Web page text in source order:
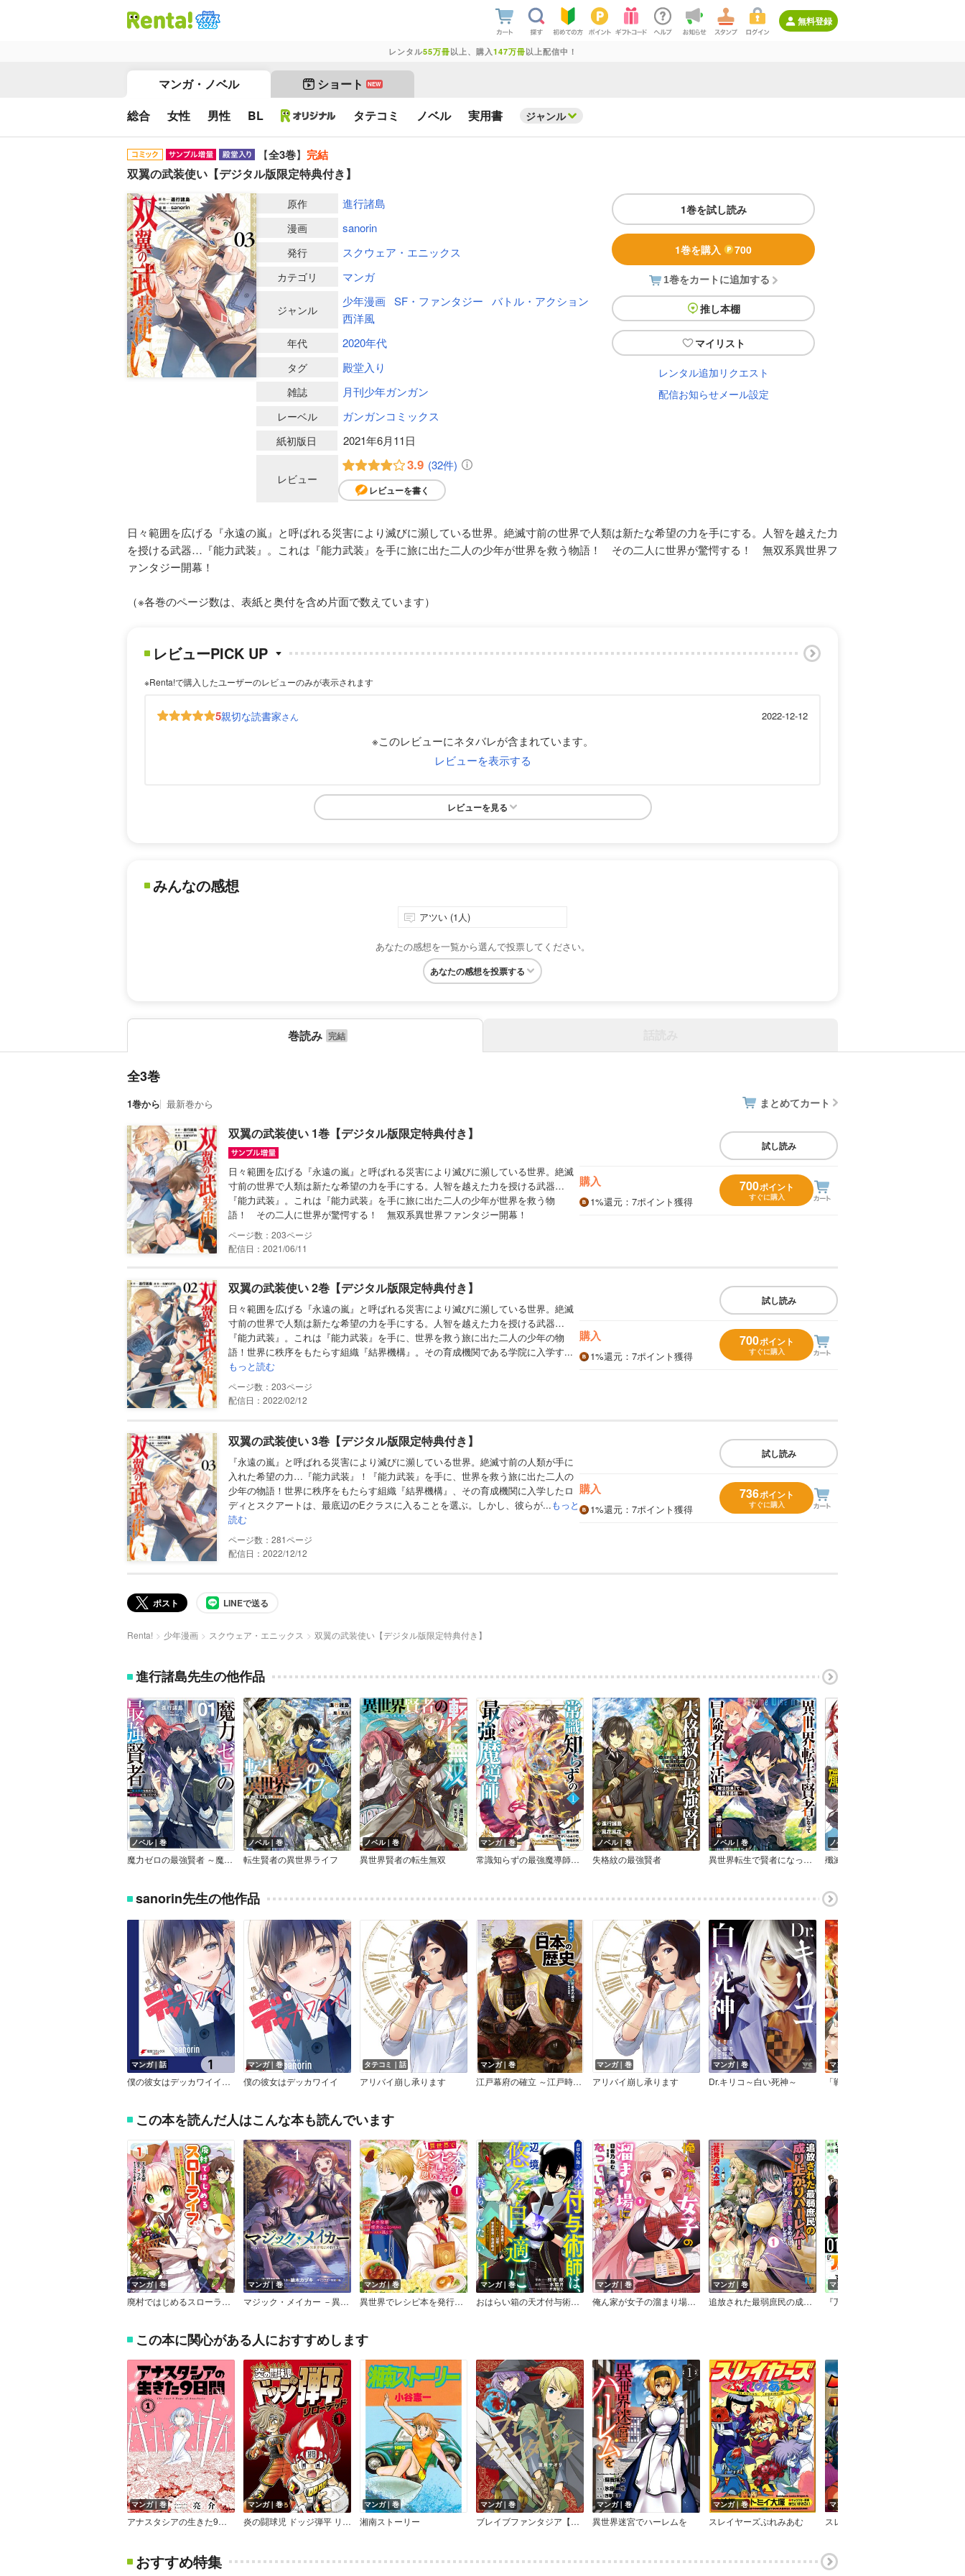
無料登録
レンタル55万冊以上、購入 147万冊以上配信中！
マンガ・ノベル ショート NEW
総合 女性 男性 BL タテコミ ノベル 実用書 ジャンル
【全3巻】 完結
双翼の武装使い【デジタル版限定特典付き】
1巻を試し読み
1巻を購入 700
1巻をカートに追加する
推し本棚
マイリスト
レンタル追加リクエスト
配信お知らせメール設定
原作 進行諸島
漫画 sanorin
発行 スクウェア・エニックス
カテゴリ マンガ
ジャンル
少年漫画 SF・ファンタジー
バトル・アクション
西洋風
年代 2020年代
タグ 殿堂入り
雑誌 月刊少年ガンガン
レーベル ガンガンコミックス
紙初版日 2021年6月11日
レビュー
3.9 (32件)
レビューを書く
日々範囲を広げる『永遠の嵐』と呼ばれる災害により滅びに瀕している世界。絶滅寸前の世界で人類は新たな希望の力を手にする。人智を越えた力
を授ける武器…『能力武装』。これは『能力武装』を手に旅に出た二人の少年が世界を救う物語！ その二人に世界が驚愕する！ 無双系異世界フ
ァンタジー開幕！
（※各巻のページ数は、表紙と奥付を含め片面で数えています）
レビューPICK UP
※Renta!で購入したユーザーのレビューのみが表示されます
5親切な読書家さん 2022-12-12
※このレビューにネタバレが含まれています。
レビューを表示する
レビューを見る
みんなの感想
アツい (1人)
あなたの感想を一覧から選んで投票してください。
あなたの感想を投票する
巻読み
全3巻
1巻から 最新巻から まとめてカート
双翼の武装使い 1巻【デジタル版限定特典付き】
日々範囲を広げる『永遠の嵐』と呼ばれる災害により滅びに瀕している世界。絶滅
寸前の世界で人類は新たな希望の力を手にする。人智を越えた力を授ける武器…
『能力武装』。これは『能力武装』を手に旅に出た二人の少年が世界を救う物
語！ その二人に世界が驚愕する！ 無双系異世界ファンタジー開幕！
203
配信日：2021/06/11
試し読み
購入
1%還元 ：7ポイント獲得
700ポイント
すぐに購入
双翼の武装使い 2巻【デジタル版限定特典付き】
日々範囲を広げる『永遠の嵐』と呼ばれる災害により滅びに瀕している世界。絶滅
寸前の世界で人類は新たな希望の力を手にする。人智を越えた力を授ける武器…
『能力武装』。これは『能力武装』を手に、世界を救う旅に出た二人の少年の物
語！世界に秩序をもたらす組織『結界機構』。その育成機関である学院に入学す...
もっと読む
203
配信日：2022/02/12
試し読み
購入
1%還元 ：7ポイント獲得
700ポイント
すぐに購入
双翼の武装使い 3巻【デジタル版限定特典付き】
『永遠の嵐』と呼ばれる災害により滅びに瀕している世界。絶滅寸前の人類が手に
入れた希望の力…『能力武装』！『能力武装』を手に、世界を救う旅に出た二人の
少年の物語！世界に秩序をもたらす組織『結界機構』、その育成機関に入学したロ
ディとスクアートは、最底辺のEクラスに入ることを選ぶ。しかし、彼らが...もっと
読む
281
配信日：2022/12/12
試し読み
購入
1%還元 ：7ポイント獲得
736ポイント
すぐに購入
ポスト LINEで送る
Renta! 少年漫画 スクウェア・エニックス 双翼の武装使い【デジタル版限定特典付き】
進行諸島先生の他作品
ノベル｜巻
魔力ゼロの最強賢者 ～魔法理論を極めたら、世界最強になっていた～
ノベル｜巻
転生賢者の異世界ライフ
ノベル｜巻
異世界賢者の転生無双
マンガ｜巻
常識知らずの最強魔導師【特典イラスト付き】
ノベル｜巻
失格紋の最強賢者
ノベル｜巻
異世界転生で賢者になって冒険者生活
ノベル｜巻
殲滅魔導の最強賢者
sanorin先生の他作品
マンガ｜話
僕の彼女はデッカワイイ【分冊版】
マンガ｜巻
僕の彼女はデッカワイイ
タテコミ｜話
アリバイ崩し承ります
マンガ｜巻
江戸幕府の確立 ～江戸時代前期～
マンガ｜巻
アリバイ崩し承ります
マンガ｜巻
Dr.キリコ～白い死神～
マンガ｜巻
この本を読んだ人はこんな本も読んでいます
マンガ｜巻
廃村ではじめるスローライフ ～前世知識と回復術を使ったらチートな宿屋ができちゃいました！～
マンガ｜巻
マジック・メイカー －異世界魔法の作り方－【Renta！限定特典付き】
マンガ｜巻
異世界でレシピ本を発行しようと思います！（コミック）
マンガ｜巻
おはらい箱の天才付与術師は、辺境で悠々自適に暮らしたい～万能付与術で気付いたら辺境が世界最強の快適拠点になっていた～
マンガ｜巻
俺ん家が女子の溜まり場になっている件
マンガ｜巻
追放された最弱庶民の成り上がりハーレム！ 『不死身』のスキルで最強をめざし、見下したやつにざまぁします！
マンガ｜巻
この本に関心がある人におすすめします
マンガ｜巻
アナスタシアの生きた9日間【デジタル版限定特典付き】
マンガ｜巻
炎の闘球児 ドッジ弾平 リローデッド
マンガ｜巻
湘南ストーリー
マンガ｜巻
ブレイブファンタジア【デジタル版限定特典付き】
マンガ｜巻
異世界迷宮でハーレムを
マンガ｜巻
スレイヤーズぷれみあむ
マンガ｜巻
スレイヤーズすぺしゃる
おすすめ特集